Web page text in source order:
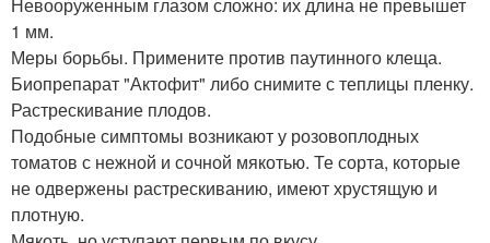
1 мм.
Меры борьбы. Примените против паутинного клеща.
Биопрепарат "Актофит" либо снимите с теплицы пленку.
Растрескивание плодов.
Подобные симптомы возникают у розовоплодных
томатов с нежной и сочной мякотью. Те сорта, которые
не одвержены растрескиванию, имеют хрустящую и
плотную.